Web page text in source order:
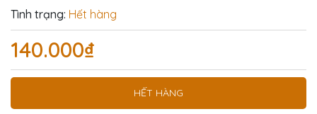
Tình trạng: Hết hàng
140.000₫
HẾT HÀNG